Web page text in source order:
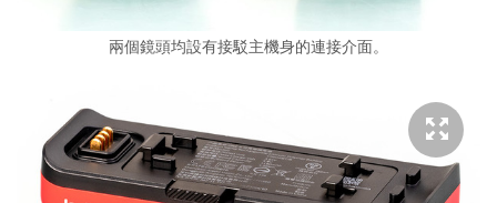
兩個鏡頭均設有接駁主機身的連接介面。